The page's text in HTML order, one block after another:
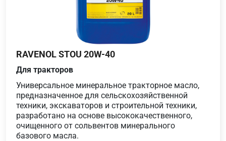
RAVENOL STOU 20W-40
Для тракторов
Универсальное минеральное тракторное масло,
предназначенное для сельскохозяйственной
техники, экскаваторов и строительной техники,
разработано на основе высококачественного,
очищенного от сольвентов минерального
базового масла.